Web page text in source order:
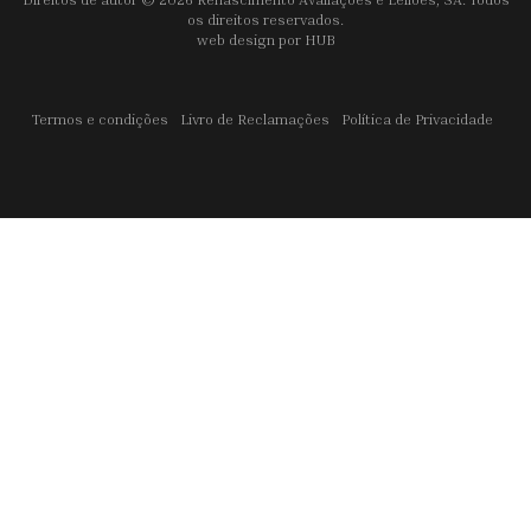
os direitos reservados.
web design por HUB
Termos e condições Livro de Reclamações Política de Privacidade